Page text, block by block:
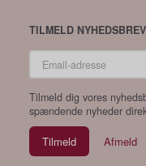
TILMELD NYHEDSBREV
Email-
adresse
Tilmeld dig vores
spændende nyheder
Tilmeld Afmeld